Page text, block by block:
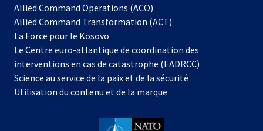
Allied Command Operations (ACO)
dans
nouvel
onglet
Allied Command Transformation (ACT)
La Force pour le Kosovo
dans
un
nouvel
onglet
Le Centre euro-atlantique de coordination des
interventions en cas de catastrophe (EADRCC)
Science au service de la paix et de la sécurité
Utilisation du contenu et de la marque